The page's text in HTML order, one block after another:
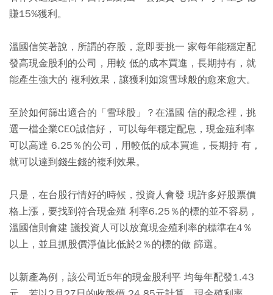
賺15%獲利。
溫國信笑著說，所謂的存股，意即要挑一 家每年能穩定配
發高現金股利的公司，用較 低的成本買進，長期持有，就
能產生強大的 複利效果，讓獲利如滾雪球般的愈來愈大。
至於如何篩出適合的「雪球股」？在溫國 信的觀念裡，挑
選一檔企業CEO誠信好， 可以每年穩定配息，現金殖利率
可以高達 6.25％的公司，用較低的成本買進，長期持 有，
就可以達到錢生錢的複利效果。
只是，在台股行情好的時候，投資人會發 現許多好股票價
格上漲，要找到符合現金殖 利率6.25％的標的並不容易，
溫國信則會建 議投資人可以放寬現金殖利率的標準在4％
以上，並且抓股價淨值比低於2％的標的做 篩選。
以新產為例，該公司近5年的現金股利平 均每年配發1.43